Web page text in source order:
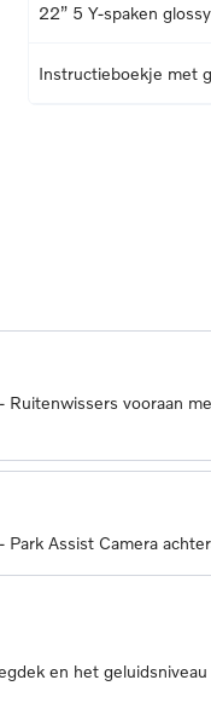
22” 5 Y-spaken
Instructieboekje met
- Ruitenwissers vooraan
- Park Assist Camera
en het geluidsniveau